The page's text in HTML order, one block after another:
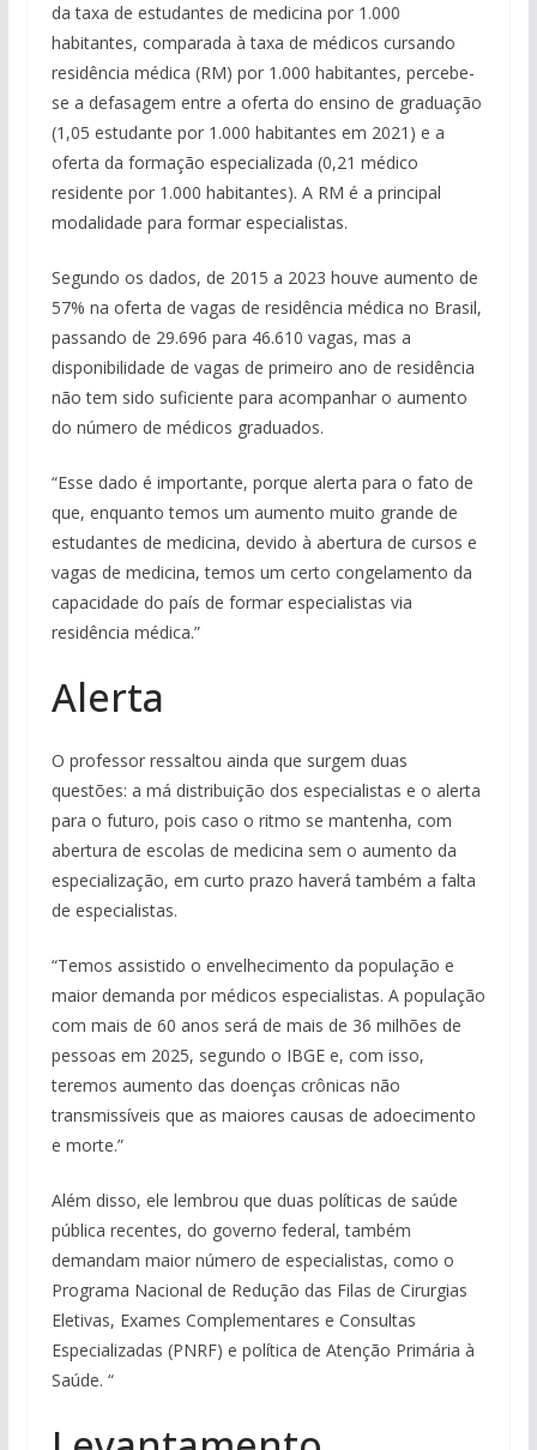
da taxa de estudantes de medicina por 1.000
habitantes, comparada à taxa de médicos cursando
residência médica (RM) por 1.000 habitantes, percebe-
se a defasagem entre a oferta do ensino de graduação
(1,05 estudante por 1.000 habitantes em 2021) e a
oferta da formação especializada (0,21 médico
residente por 1.000 habitantes). A RM é a principal
modalidade para formar especialistas.
Segundo os dados, de 2015 a 2023 houve aumento de
57% na oferta de vagas de residência médica no Brasil,
passando de 29.696 para 46.610 vagas, mas a
disponibilidade de vagas de primeiro ano de residência
não tem sido suficiente para acompanhar o aumento
do número de médicos graduados.
“Esse dado é importante, porque alerta para o fato de
que, enquanto temos um aumento muito grande de
estudantes de medicina, devido à abertura de cursos e
vagas de medicina, temos um certo congelamento da
capacidade do país de formar especialistas via
residência médica.”
Alerta
O professor ressaltou ainda que surgem duas
questões: a má distribuição dos especialistas e o alerta
para o futuro, pois caso o ritmo se mantenha, com
abertura de escolas de medicina sem o aumento da
especialização, em curto prazo haverá também a falta
de especialistas.
“Temos assistido o envelhecimento da população e
maior demanda por médicos especialistas. A população
com mais de 60 anos será de mais de 36 milhões de
pessoas em 2025, segundo o IBGE e, com isso,
teremos aumento das doenças crônicas não
transmissíveis que as maiores causas de adoecimento
e morte.”
Além disso, ele lembrou que duas políticas de saúde
pública recentes, do governo federal, também
demandam maior número de especialistas, como o
Programa Nacional de Redução das Filas de Cirurgias
Eletivas, Exames Complementares e Consultas
Especializadas (PNRF) e política de Atenção Primária à
Saúde. “